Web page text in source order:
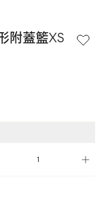
附蓋籃XS